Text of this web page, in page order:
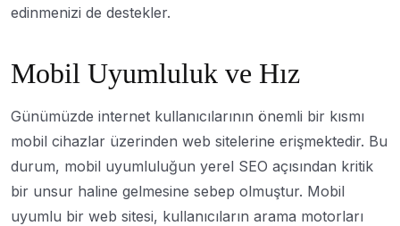
edinmenizi de destekler.
Mobil Uyumluluk ve Hız
Günümüzde internet kullanıcılarının önemli bir kısmı
mobil cihazlar üzerinden web sitelerine erişmektedir. Bu
durum, mobil uyumluluğun yerel SEO açısından kritik
bir unsur haline gelmesine sebep olmuştur. Mobil
uyumlu bir web sitesi, kullanıcıların arama motorları